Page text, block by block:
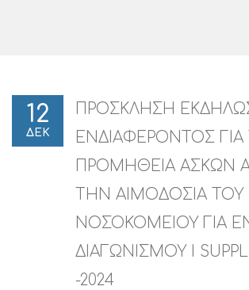
12
ΔΕΚ
ΠΡΟΣΚΛΗΣΗ
ΕΝΔΙΑΦΕΡΟΝΤΟΣ
ΠΡΟΜΗΘΕΙΑ ΑΣΚΩΝ
ΤΗΝ ΑΙΜΟΔΟΣΙΑ ΤΟΥ
ΝΟΣΟΚΟΜΕΙΟΥ ΓΙΑ
ΔΙΑΓΩΝΙΣΜΟΥ I
-2024